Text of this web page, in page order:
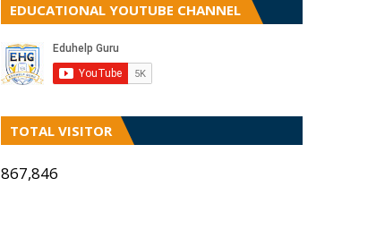
EDUCATIONAL YOUTUBE CHANNEL
TOTAL VISITOR
867,846